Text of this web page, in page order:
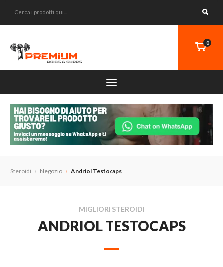
0
Steroidi Negozio Andriol Testocaps
MIGLIORI STEROIDI
ANDRIOL TESTOCAPS